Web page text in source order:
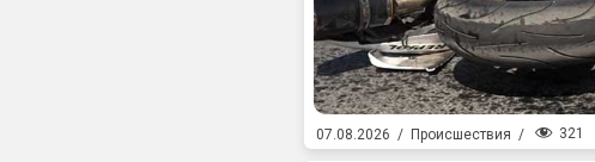
07.08.2026 / Происшествия / 321